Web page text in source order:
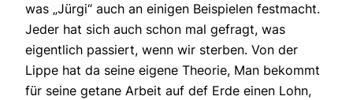
was „Jürgi“ auch an einigen Beispielen festmacht.
Jeder hat sich auch schon mal gefragt, was
eigentlich passiert, wenn wir sterben. Von der
Lippe hat da seine eigene Theorie, Man bekommt
für seine getane Arbeit auf def Erde einen Lohn,